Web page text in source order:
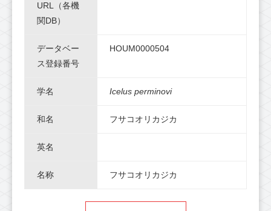
URL（各機
関DB）
データベー
ス登録番号
HOUM0000504
学名 Icelus perminovi
和名 フサコオリカジカ
英名
名称 フサコオリカジカ